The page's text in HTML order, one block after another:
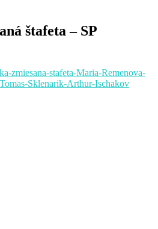
štafeta – SP
zmiesana-stafeta-Maria-Remenova-
Sklenarik-Arthur-Ischakov